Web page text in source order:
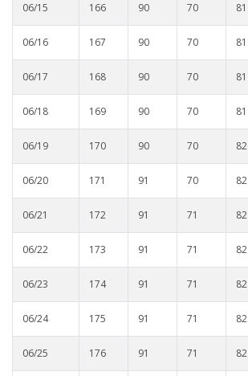
06/15 166 90 70 81
06/16 167 90 70 81
06/17 168 90 70 81
06/18 169 90 70 81
06/19 170 90 70 82
06/20 171 91 70 82
06/21 172 91 71 82
06/22 173 91 71 82
06/23 174 91 71 82
06/24 175 91 71 82
06/25 176 91 71 82